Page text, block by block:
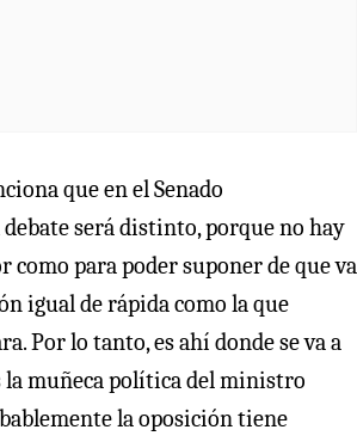
que en el Senado
será distinto, porque no hay
como para poder suponer de que va
igual de rápida como la que
Por lo tanto, es ahí donde se va a
la muñeca política del ministro
la oposición tiene